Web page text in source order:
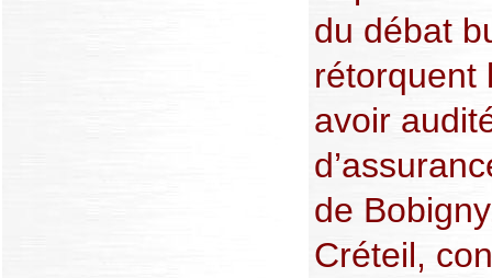
du débat
rétorquent
avoir
de
Créteil,